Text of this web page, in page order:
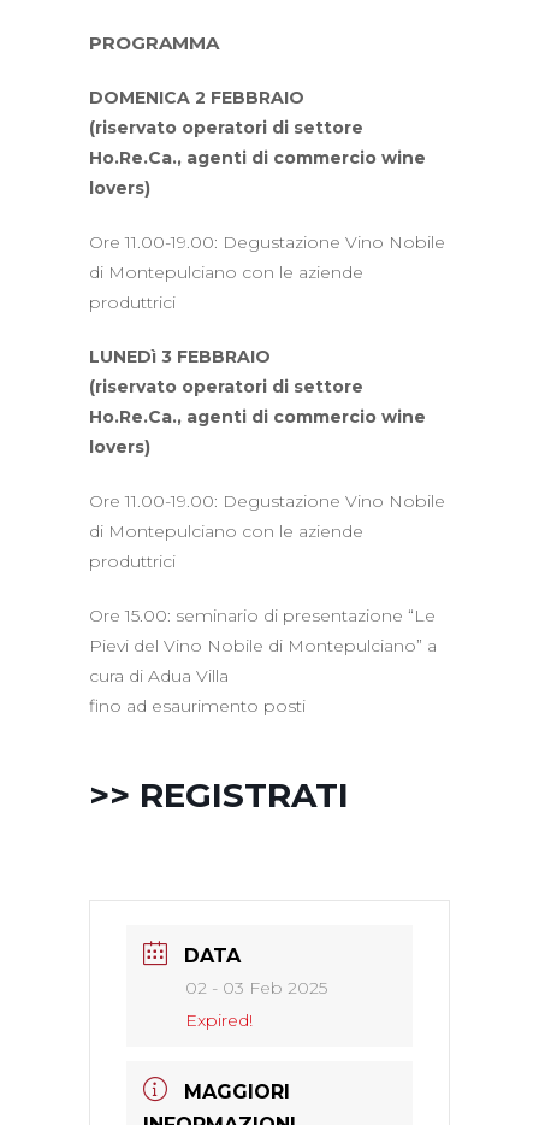
PROGRAMMA
DOMENICA 2 FEBBRAIO
(riservato operatori di settore
Ho.Re.Ca., agenti di commercio wine
lovers)
Ore 11.00-19.00: Degustazione Vino Nobile
di Montepulciano con le aziende
produttrici
LUNEDì 3 FEBBRAIO
(riservato operatori di settore
Ho.Re.Ca., agenti di commercio wine
lovers)
Ore 11.00-19.00: Degustazione Vino Nobile
di Montepulciano con le aziende
produttrici
Ore 15.00: seminario di presentazione “Le
Pievi del Vino Nobile di Montepulciano” a
cura di Adua Villa
fino ad esaurimento posti
>> REGISTRATI
DATA
02 - 03 Feb 2025
Expired!
MAGGIORI